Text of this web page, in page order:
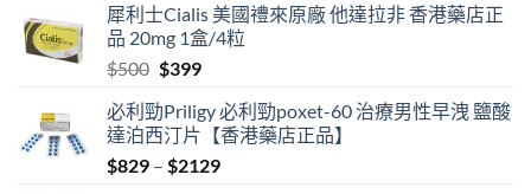
was:
$500.
is:
$480.
犀利士Cialis 美國禮來原廠 他達拉非 香港藥店正
品 20mg 1盒/4粒
$500 Original
was:
$500.
$399Current
is:
$399.
必利勁Priligy 必利勁poxet-60 治療男性早洩 鹽酸
達泊西汀片【香港藥店正品】
$829 – $2129Price